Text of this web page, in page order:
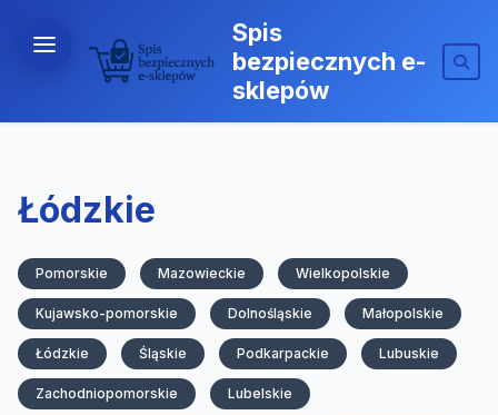
Spis
bezpiecznych e-
sklepów
Łódzkie
Pomorskie Mazowieckie Wielkopolskie
Kujawsko-pomorskie Dolnośląskie Małopolskie
Łódzkie Śląskie Podkarpackie Lubuskie
Zachodniopomorskie Lubelskie